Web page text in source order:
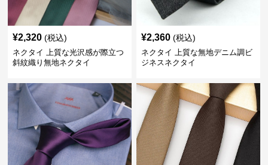
¥2,320 (税込)
ネクタイ 上質な光沢感が際立つ
斜紋織り無地ネクタイ
¥2,360 (税込)
ネクタイ 上質な無地デニム調ビ
ジネスネクタイ